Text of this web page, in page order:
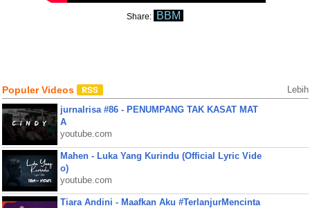
Share: BBM
Populer Videos Lebih
jurnalrisa #86 - PENUMPANG TAK KASAT MAT
A
youtube.com
Mahen - Luka Yang Kurindu (Official Lyric Vide
o)
youtube.com
Tiara Andini - Maafkan Aku #TerlanjurMencinta